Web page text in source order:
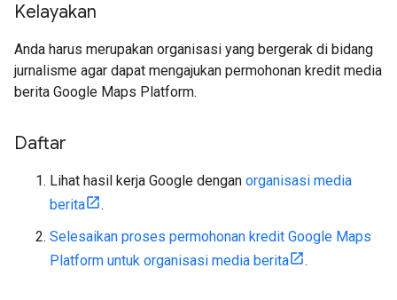
Kelayakan
Anda harus merupakan organisasi yang bergerak di bidang
jurnalisme agar dapat mengajukan permohonan kredit media
berita Google Maps Platform.
Daftar
Lihat hasil kerja Google dengan organisasi media
berita
.
Selesaikan proses permohonan kredit Google Maps
Platform untuk organisasi media berita
.